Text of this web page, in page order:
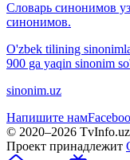
Словарь синонимов
синонимов.
O'zbek tilining
900 ga yaqin sinonim
sinonim.uz
Напишите нам
© 2020–2026 TvInfo.uz
Проект принадлежит